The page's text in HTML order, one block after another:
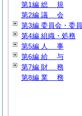
第1編 総 規
第2編 議 会
第3編 委員会・委員
第4編 組織・処務
第5編 人 事
第6編 給 与
第7編 財 務
第8編 業 務